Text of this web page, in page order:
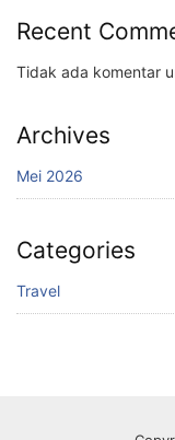
Recent
Tidak ada komentar
Archives
Mei 2026
Categories
Travel